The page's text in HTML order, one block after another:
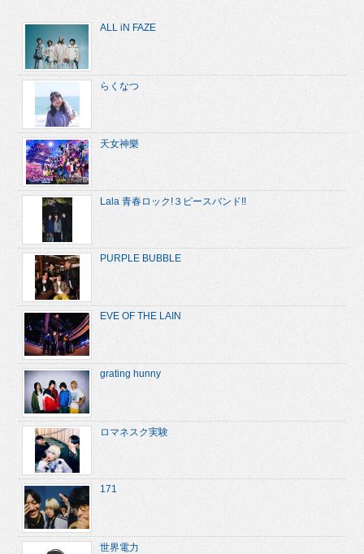
ALL iN FAZE
らくなつ
天女神樂
Lala 青春ロック!３ピースバンド!!
PURPLE BUBBLE
EVE OF THE LAIN
grating hunny
ロマネスク実験
171
世界電力